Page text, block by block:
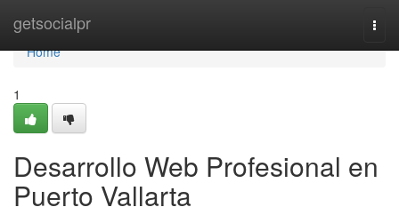
getsocialpr
Home
Home
1
Desarrollo Web Profesional en
Puerto Vallarta